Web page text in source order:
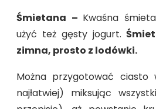
Śmietana – Kwaśna
użyć też gęsty jogurt.
zimna, prosto z lodówki.
Można przygotować
najłatwiej) miksując